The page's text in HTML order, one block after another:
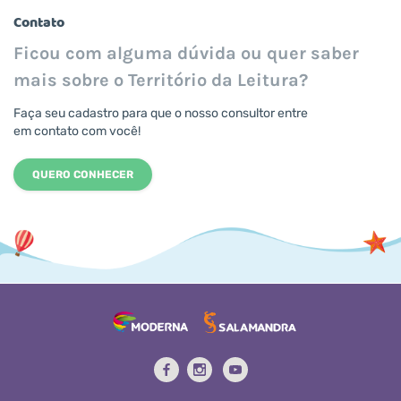
Contato
Ficou com alguma dúvida ou quer saber
mais sobre o Território da Leitura?
Faça seu cadastro para que o nosso consultor entre
em contato com você!
QUERO CONHECER